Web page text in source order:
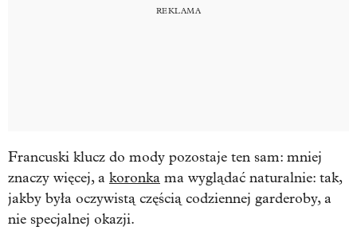
Francuski klucz do mody pozostaje ten sam: mniej
znaczy więcej, a koronka ma wyglądać naturalnie: tak,
jakby była oczywistą częścią codziennej garderoby, a
nie specjalnej okazji.